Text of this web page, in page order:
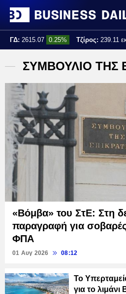
ΓΔ: 2615.07 0.25% Τζίρος: 239.11
ΣΥΜΒΟΥΛΙΟ ΤΗΣ
«Βόμβα» του ΣτΕ: Στη
παραγραφή για
ΦΠΑ
01 Αυγ 2026 08:12
Το
για το λιμάνι